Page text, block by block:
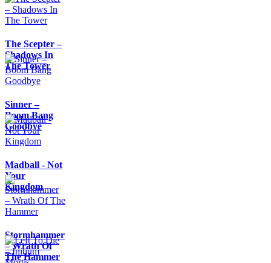
The Scepter –
Shadows In
The Tower
Sinner –
Boom Bang
Goodbye
Madball - Not
Your
Kingdom
Stormhammer
– Wrath Of
The Hammer